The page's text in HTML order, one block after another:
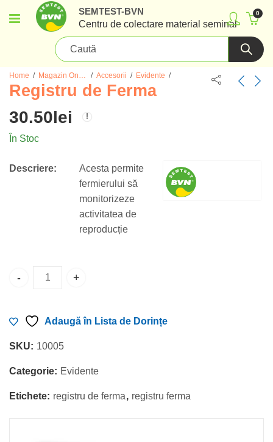
SEMTEST-BVN
Centru de colectare material seminal
0
Home Magazin Online Material Seminal de Tauri Accesorii Evidente
Registru de Ferma
30.50lei
În Stoc
Descriere:
Acesta permite
fermierului să
monitorizeze
activitatea de
reproducție
Registru de Ferma cantitate
Adaugă în Lista de Dorințe
SKU: 10005
Categorie: Evidente
Etichete: registru de ferma, registru ferma